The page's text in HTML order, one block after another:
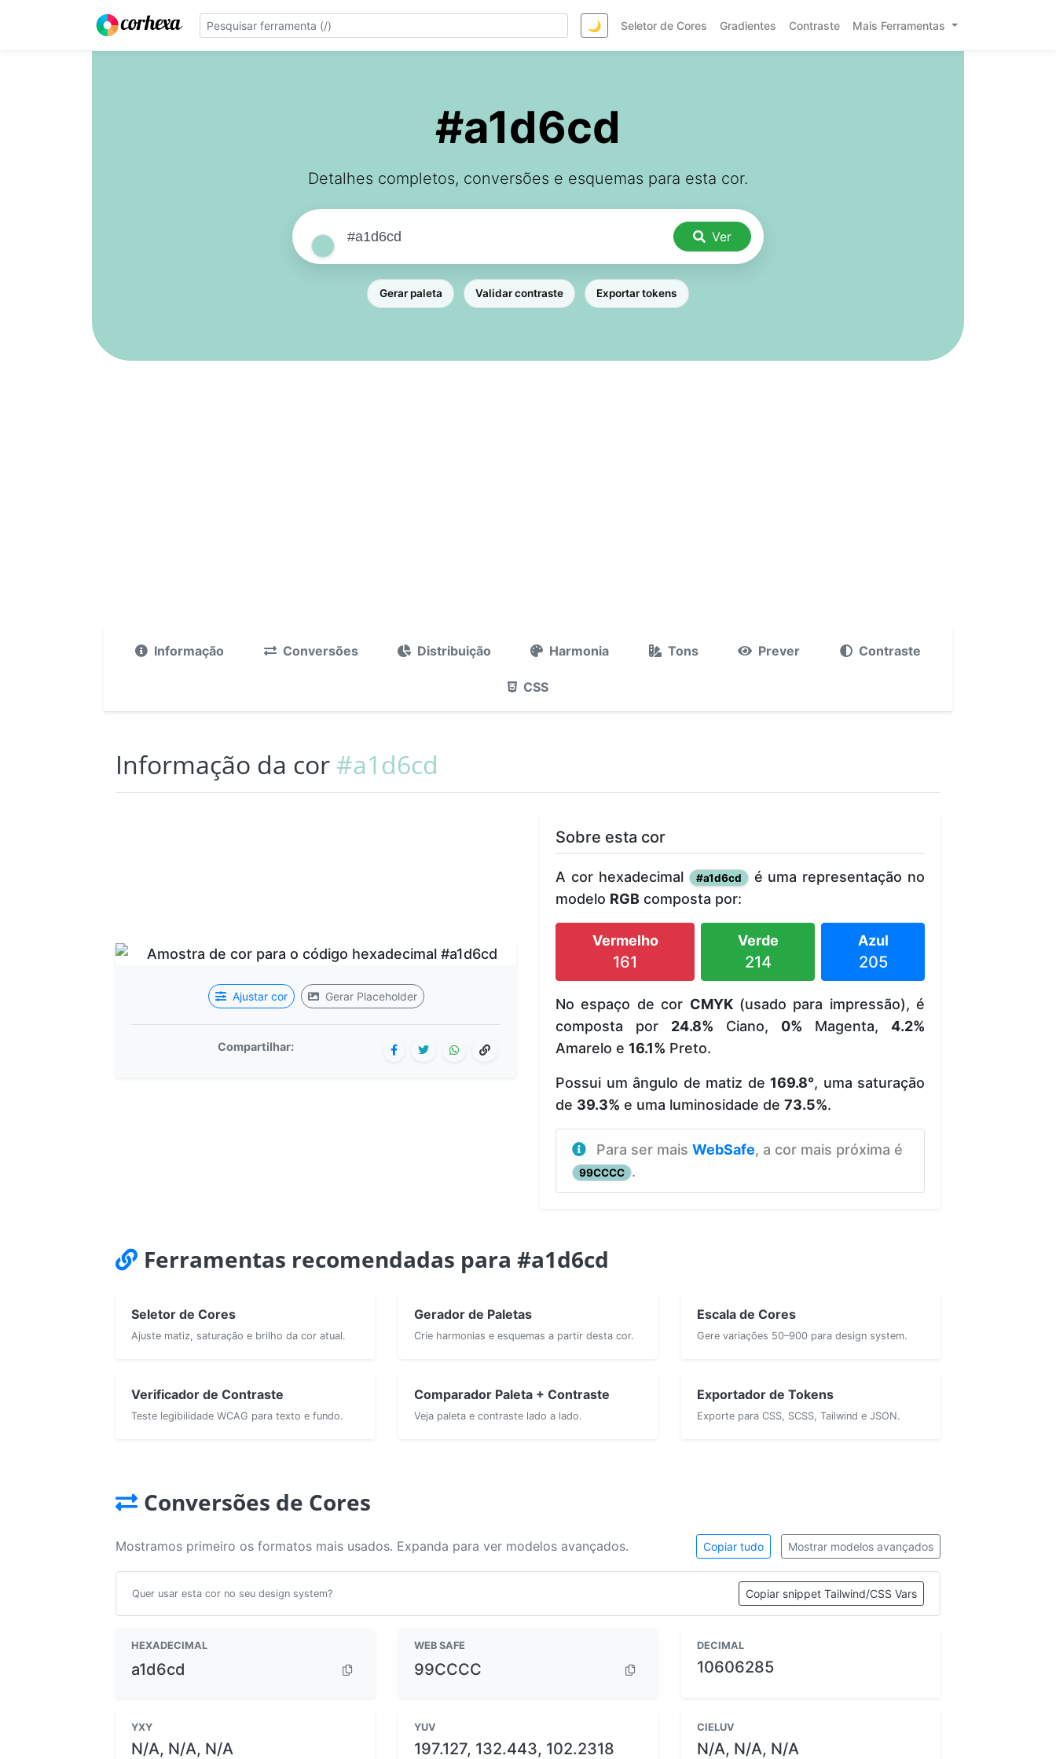
🌙 Seletor de Cores Gradientes Contraste Mais Ferramentas
#a1d6cd
Detalhes completos, conversões e esquemas para esta cor.
Ver
Gerar paleta Validar contraste Exportar tokens
Informação Conversões Distribuição Harmonia Tons Prever Contraste
CSS
Informação da cor #a1d6cd
Ajustar cor Gerar Placeholder
Compartilhar:
Sobre esta cor
A cor hexadecimal #a1d6cd
é uma representação no
modelo RGB composta por:
Vermelho
161
Verde
214
Azul
205
No espaço de cor CMYK(usado para impressão), é
composta por 24.8% Ciano, 0% Magenta, 4.2%
Amarelo e 16.1% Preto.
Possui um ângulo de matiz de 169.8°, uma saturação
de 39.3% e uma luminosidade de 73.5%.
Para ser mais WebSafe, a cor mais próxima é
99CCCC .
Ferramentas recomendadas para #a1d6cd
Seletor de Cores
Ajuste matiz, saturação e brilho da cor atual.
Gerador de Paletas
Crie harmonias e esquemas a partir desta cor.
Escala de Cores
Gere variações 50–900 para design system.
Verificador de Contraste
Teste legibilidade WCAG para texto e fundo.
Comparador Paleta + Contraste
Veja paleta e contraste lado a lado.
Exportador de Tokens
Exporte para CSS, SCSS, Tailwind e JSON.
Conversões de Cores
Mostramos primeiro os formatos mais usados. Expanda para ver modelos avançados. Copiar tudo Mostrar modelos avançados
Quer usar esta cor no seu design system? Copiar snippet Tailwind/CSS Vars
HEXADECIMAL
a1d6cd
WEB SAFE
99CCCC
DECIMAL
10606285
YXY
N/A, N/A, N/A
YUV
197.127, 132.443, 102.2318
CIELUV
N/A, N/A, N/A